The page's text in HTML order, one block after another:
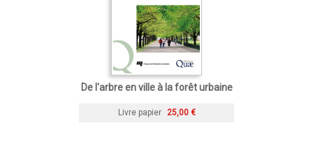
De l'arbre en ville à la forêt urbaine
Livre papier 25,00 €